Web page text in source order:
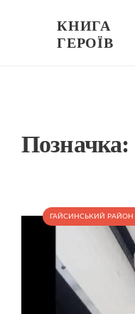
КНИГА
ГЕРОЇВ
Позначка:
ГАЙСИНСЬКИЙ РАЙОН